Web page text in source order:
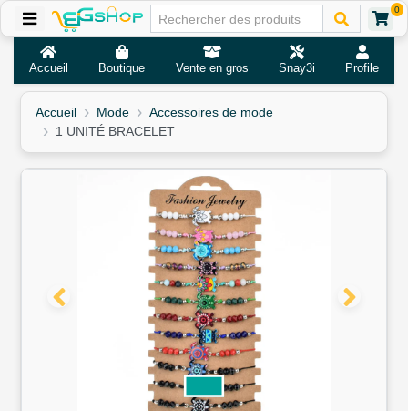
0
Accueil Boutique Vente en gros Snay3i Profile
Accueil Mode
Accessoires de mode
1 UNITÉ BRACELET